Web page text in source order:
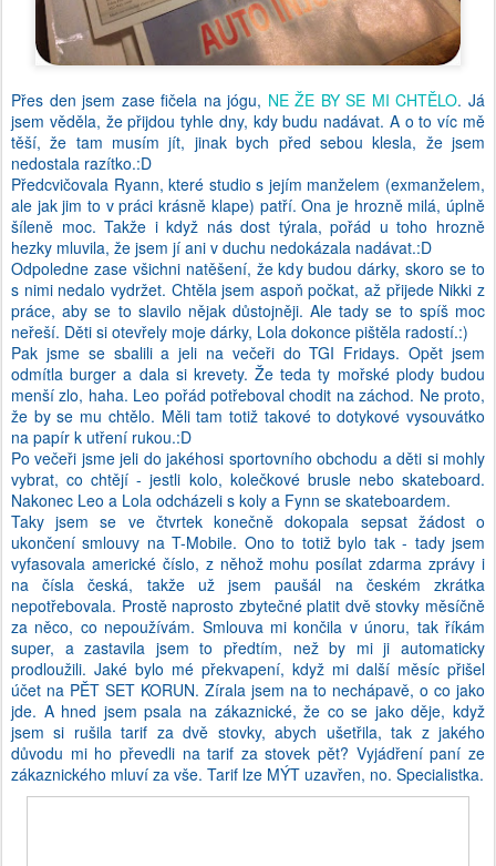
Přes den jsem zase fičela na jógu, NE ŽE BY SE MI CHTĚLO. Já
jsem věděla, že přijdou tyhle dny, kdy budu nadávat. A o to víc mě
těší, že tam musím jít, jinak bych před sebou klesla, že jsem
nedostala razítko.:D
Předcvičovala Ryann, které studio s jejím manželem (exmanželem,
ale jak jim to v práci krásně klape) patří. Ona je hrozně milá, úplně
šíleně moc. Takže i když nás dost týrala, pořád u toho hrozně
hezky mluvila, že jsem jí ani v duchu nedokázala nadávat.:D
Odpoledne zase všichni natěšení, že kdy budou dárky, skoro se to
s nimi nedalo vydržet. Chtěla jsem aspoň počkat, až přijede Nikki z
práce, aby se to slavilo nějak důstojněji. Ale tady se to spíš moc
neřeší. Děti si otevřely moje dárky, Lola dokonce pištěla radostí.:)
Pak jsme se sbalili a jeli na večeři do TGI Fridays. Opět jsem
odmítla burger a dala si krevety. Že teda ty mořské plody budou
menší zlo, haha. Leo pořád potřeboval chodit na záchod. Ne proto,
že by se mu chtělo. Měli tam totiž takové to dotykové vysouvátko
na papír k utření rukou.:D
Po večeři jsme jeli do jakéhosi sportovního obchodu a děti si mohly
vybrat, co chtějí - jestli kolo, kolečkové brusle nebo skateboard.
Nakonec Leo a Lola odcházeli s koly a Fynn se skateboardem.
Taky jsem se ve čtvrtek konečně dokopala sepsat žádost o
ukončení smlouvy na T-Mobile. Ono to totiž bylo tak - tady jsem
vyfasovala americké číslo, z něhož mohu posílat zdarma zprávy i
na čísla česká, takže už jsem paušál na českém zkrátka
nepotřebovala. Prostě naprosto zbytečné platit dvě stovky měsíčně
za něco, co nepoužívám. Smlouva mi končila v únoru, tak říkám
super, a zastavila jsem to předtím, než by mi ji automaticky
prodloužili. Jaké bylo mé překvapení, když mi další měsíc přišel
účet na PĚT SET KORUN. Zírala jsem na to nechápavě, o co jako
jde. A hned jsem psala na zákaznické, že co se jako děje, když
jsem si rušila tarif za dvě stovky, abych ušetřila, tak z jakého
důvodu mi ho převedli na tarif za stovek pět? Vyjádření paní ze
zákaznického mluví za vše. Tarif lze MÝT uzavřen, no. Specialistka.